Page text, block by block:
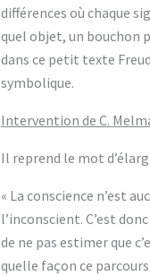
différences où chaque
quel objet, un bouchon
dans ce petit texte
symbolique.
Intervention de C.
Il reprend le mot
« La conscience n’est
l’inconscient. C’est
de ne pas estimer que
quelle façon ce